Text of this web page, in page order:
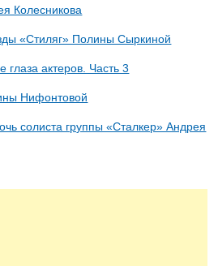
Колесникова
«Стиляг» Полины Сыркиной
глаза актеров. Часть 3
Нифонтовой
солиста группы «Сталкер» Андрея